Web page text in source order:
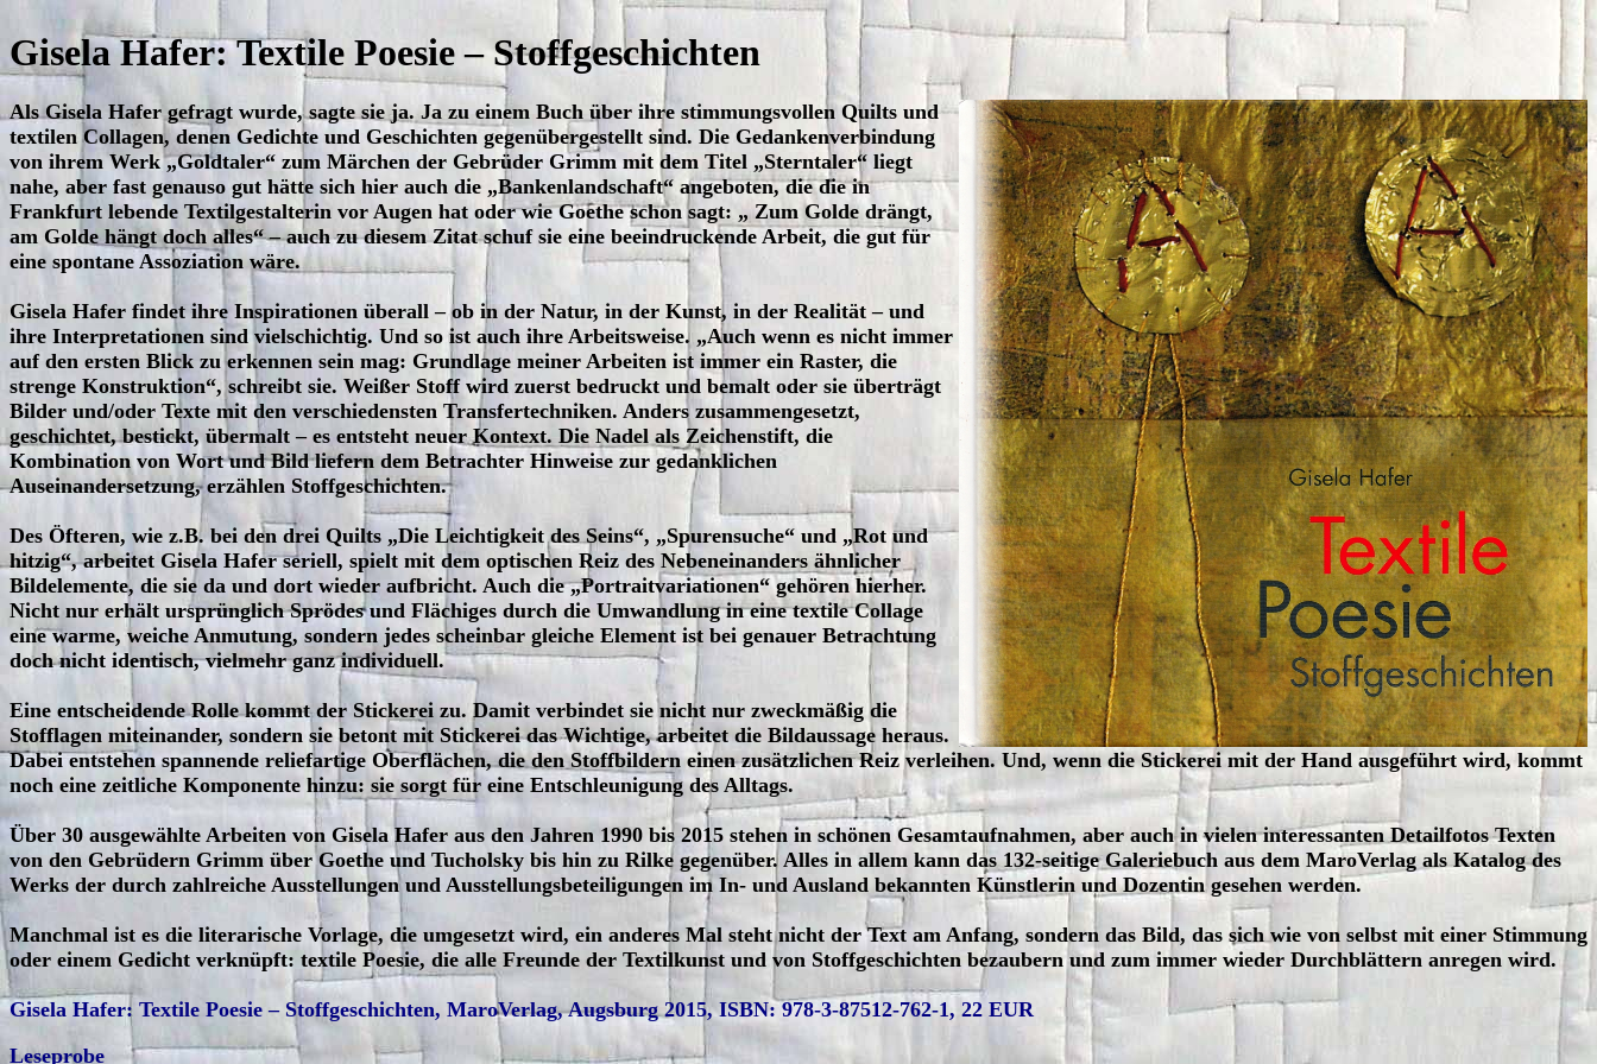
Gisela Hafer: Textile Poesie – Stoffgeschichten
Als Gisela Hafer gefragt wurde, sagte sie ja. Ja zu einem Buch über ihre stimmungsvollen Quilts und
textilen Collagen, denen Gedichte und Geschichten gegenübergestellt sind. Die Gedankenverbindung
von ihrem Werk „Goldtaler“ zum Märchen der Gebrüder Grimm mit dem Titel „Sterntaler“ liegt
nahe, aber fast genauso gut hätte sich hier auch die „Bankenlandschaft“ angeboten, die die in
Frankfurt lebende Textilgestalterin vor Augen hat oder wie Goethe schon sagt: „ Zum Golde drängt,
am Golde hängt doch alles“ – auch zu diesem Zitat schuf sie eine beeindruckende Arbeit, die gut für
eine spontane Assoziation wäre.
Gisela Hafer findet ihre Inspirationen überall – ob in der Natur, in der Kunst, in der Realität – und
ihre Interpretationen sind vielschichtig. Und so ist auch ihre Arbeitsweise. „Auch wenn es nicht immer
auf den ersten Blick zu erkennen sein mag: Grundlage meiner Arbeiten ist immer ein Raster, die
strenge Konstruktion“, schreibt sie. Weißer Stoff wird zuerst bedruckt und bemalt oder sie überträgt
Bilder und/oder Texte mit den verschiedensten Transfertechniken. Anders zusammengesetzt,
geschichtet, bestickt, übermalt – es entsteht neuer Kontext. Die Nadel als Zeichenstift, die
Kombination von Wort und Bild liefern dem Betrachter Hinweise zur gedanklichen
Auseinandersetzung, erzählen Stoffgeschichten.
Des Öfteren, wie z.B. bei den drei Quilts „Die Leichtigkeit des Seins“, „Spurensuche“ und „Rot und
hitzig“, arbeitet Gisela Hafer seriell, spielt mit dem optischen Reiz des Nebeneinanders ähnlicher
Bildelemente, die sie da und dort wieder aufbricht. Auch die „Portraitvariationen“ gehören hierher.
Nicht nur erhält ursprünglich Sprödes und Flächiges durch die Umwandlung in eine textile Collage
eine warme, weiche Anmutung, sondern jedes scheinbar gleiche Element ist bei genauer Betrachtung
doch nicht identisch, vielmehr ganz individuell.
Eine entscheidende Rolle kommt der Stickerei zu. Damit verbindet sie nicht nur zweckmäßig die
Stofflagen miteinander, sondern sie betont mit Stickerei das Wichtige, arbeitet die Bildaussage heraus.
Dabei entstehen spannende reliefartige Oberflächen, die den Stoffbildern einen zusätzlichen Reiz verleihen. Und, wenn die Stickerei mit der Hand ausgeführt wird, kommt
noch eine zeitliche Komponente hinzu: sie sorgt für eine Entschleunigung des Alltags.
Über 30 ausgewählte Arbeiten von Gisela Hafer aus den Jahren 1990 bis 2015 stehen in schönen Gesamtaufnahmen, aber auch in vielen interessanten Detailfotos Texten
von den Gebrüdern Grimm über Goethe und Tucholsky bis hin zu Rilke gegenüber. Alles in allem kann das 132-seitige Galeriebuch aus dem MaroVerlag als Katalog des
Werks der durch zahlreiche Ausstellungen und Ausstellungsbeteiligungen im In- und Ausland bekannten Künstlerin und Dozentin gesehen werden.
Manchmal ist es die literarische Vorlage, die umgesetzt wird, ein anderes Mal steht nicht der Text am Anfang, sondern das Bild, das sich wie von selbst mit einer Stimmung
oder einem Gedicht verknüpft: textile Poesie, die alle Freunde der Textilkunst und von Stoffgeschichten bezaubern und zum immer wieder Durchblättern anregen wird.
Gisela Hafer: Textile Poesie – Stoffgeschichten, MaroVerlag, Augsburg 2015, ISBN: 978-3-87512-762-1, 22 EUR
Leseprobe